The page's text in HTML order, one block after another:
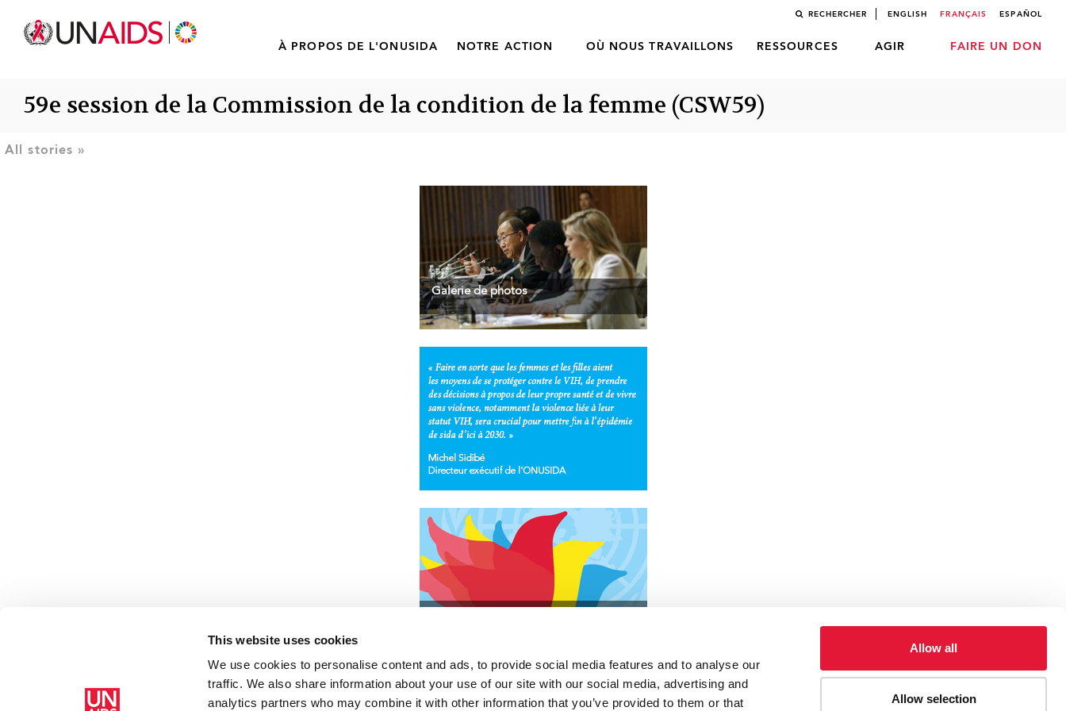
This website uses cookies
We use cookies to personalise content and ads, to provide social media features and to analyse our
traffic. We also share information about your use of our site with our social media, advertising and
analytics partners who may combine it with other information that you’ve provided to them or that
Allow all
Allow selection
RECHERCHER ENGLISH FRANÇAIS ESPAÑOL
À PROPOS DE L'ONUSIDA NOTRE ACTION OÙ NOUS TRAVAILLONS RESSOURCES AGIR FAIRE UN DON
59e session de la Commission de la condition de la femme (CSW59)
Galerie de photos
Ressources - En savoir plus sur le travail de l’ONUSIDA Cliquez ici pour accéder aux reportages, vidéos, publications, infographies, etc. 59e session de la Commission de